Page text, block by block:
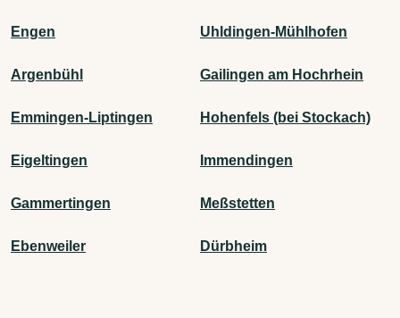
Engen Uhldingen-Mühlhofen
Argenbühl Gailingen am Hochrhein
Emmingen-Liptingen Hohenfels (bei Stockach)
Eigeltingen Immendingen
Gammertingen Meßstetten
Ebenweiler Dürbheim